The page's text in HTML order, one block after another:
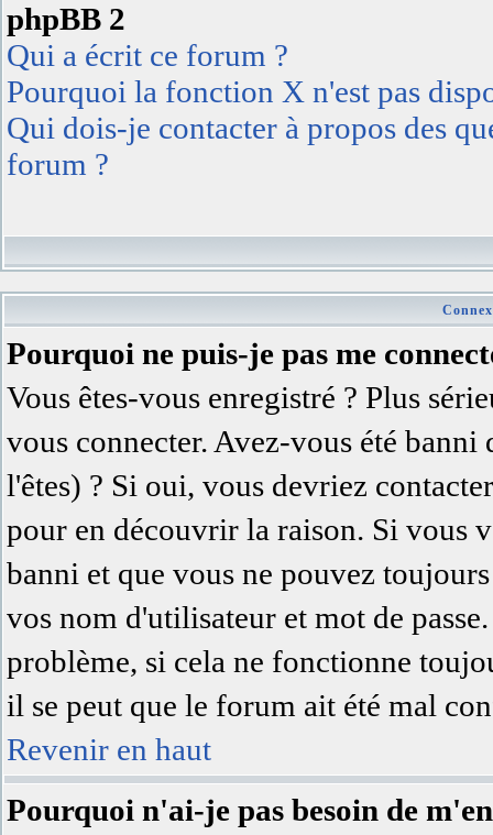
phpBB 2
Qui a écrit ce forum ?
Pourquoi la fonction X n'est pas
Qui dois-je contacter à propos des
forum ?
Pourquoi ne puis-je pas me
Vous êtes-vous enregistré ? Plus
vous connecter. Avez-vous été
l'êtes) ? Si oui, vous devriez
pour en découvrir la raison. Si vous
banni et que vous ne pouvez
vos nom d'utilisateur et mot de
problème, si cela ne fonctionne
il se peut que le forum ait été mal
Revenir en haut
Pourquoi n'ai-je pas besoin de